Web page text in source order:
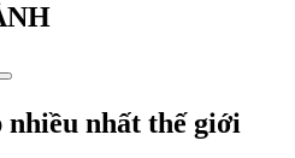
nhiều nhất thế giới